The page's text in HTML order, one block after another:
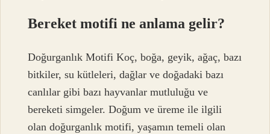
Bereket motifi ne anlama gelir?
Doğurganlık Motifi Koç, boğa, geyik, ağaç, bazı
bitkiler, su kütleleri, dağlar ve doğadaki bazı
canlılar gibi bazı hayvanlar mutluluğu ve
bereketi simgeler. Doğum ve üreme ile ilgili
olan doğurganlık motifi, yaşamın temeli olan